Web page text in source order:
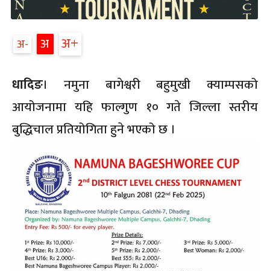
अ अ अ
धादिङ। नमुना बागेश्वरी बहुमुखी क्याम्पसको
आयोजनामा यहि फाल्गुण १० गते जिल्ला स्तरीय
बुद्धिचाल प्रतियोगिता हुने भ‌एको छ ।